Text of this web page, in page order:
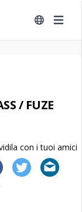
/ FUZE
con i tuoi amici